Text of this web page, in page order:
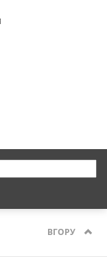
ВГОРУ